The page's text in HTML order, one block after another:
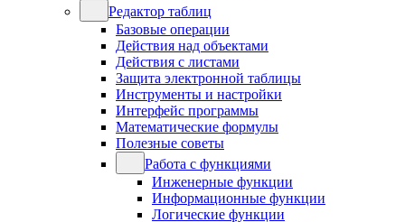
Редактор таблиц
Базовые операции
Действия над объектами
Действия с листами
Защита электронной таблицы
Инструменты и настройки
Интерфейс программы
Математические формулы
Полезные советы
Работа с функциями
Инженерные функции
Информационные функции
Логические функции